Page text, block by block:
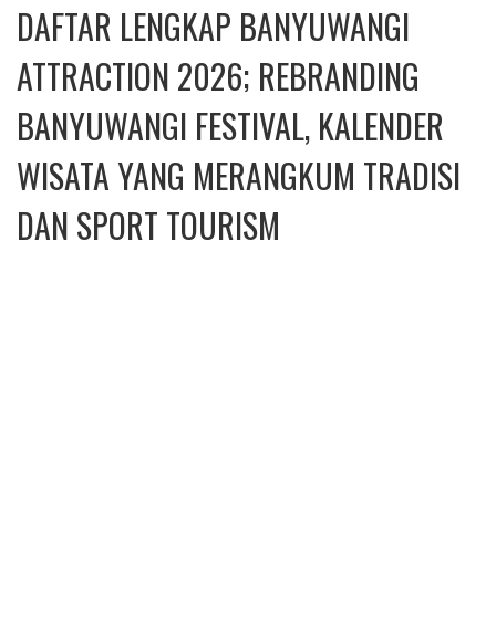
DAFTAR LENGKAP BANYUWANGI
ATTRACTION 2026; REBRANDING
BANYUWANGI FESTIVAL, KALENDER
WISATA YANG MERANGKUM TRADISI
DAN SPORT TOURISM